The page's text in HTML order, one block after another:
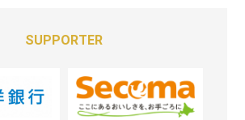
SUPPORTER